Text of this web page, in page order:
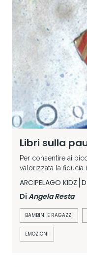
Libri sulla
Per consentire ai
valorizzata la fiducia
ARCIPELAGO KIDZ
Di Angela Resta
BAMBINI E RAGAZZI
EMOZIONI